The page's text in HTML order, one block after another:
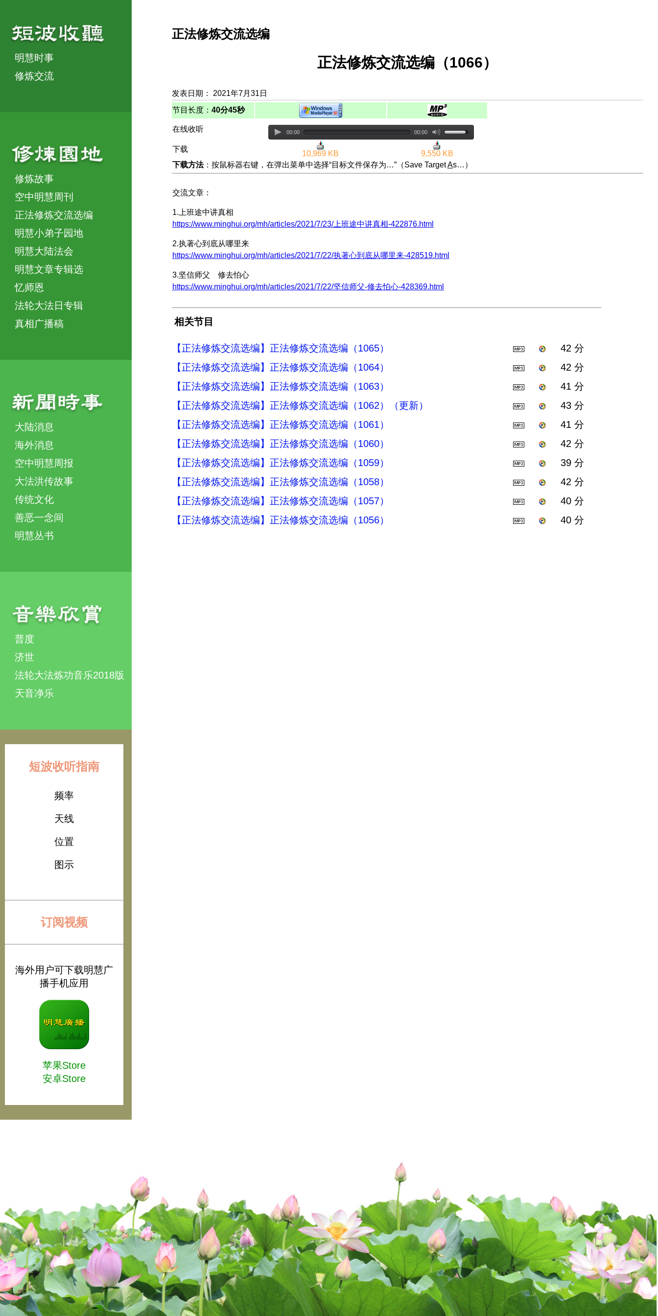
明慧时事
修炼交流
修炼故事
空中明慧周刊
正法修炼交流选编
明慧小弟子园地
明慧大陆法会
明慧文章专辑选
忆师恩
法轮大法日专辑
真相广播稿
大陆消息
海外消息
空中明慧周报
大法洪传故事
传统文化
善恶一念间
明慧丛书
普度
济世
法轮大法炼功音乐2018版
天音净乐
短波收听指南
频率
天线
位置
图示
订阅视频
海外用户可下载明慧广
播手机应用
苹果Store
安卓Store
正法修炼交流选编
正法修炼交流选编（1066）
发表日期： 2021年7月31日
节目长度： 40分45秒
在线收听 00:00 00:00
下载
10,969 KB
9,550 KB
下载方法：按鼠标器右键，在弹出菜单中选择“目标文件保存为…”（Save TargetAs…）
交流文章：
1.上班途中讲真相
https://www.minghui.org/mh/articles/2021/7/23/上班途中讲真相-422876.html
2.执著心到底从哪里来
https://www.minghui.org/mh/articles/2021/7/22/执著心到底从哪里来-428519.html
3.坚信师父 修去怕心
https://www.minghui.org/mh/articles/2021/7/22/坚信师父-修去怕心-428369.html
相关节目
【正法修炼交流选编】正法修炼交流选编（1065）
42 分
【正法修炼交流选编】正法修炼交流选编（1064）
42 分
【正法修炼交流选编】正法修炼交流选编（1063）
41 分
【正法修炼交流选编】正法修炼交流选编（1062）（更新）
43 分
【正法修炼交流选编】正法修炼交流选编（1061）
41 分
【正法修炼交流选编】正法修炼交流选编（1060）
42 分
【正法修炼交流选编】正法修炼交流选编（1059）
39 分
【正法修炼交流选编】正法修炼交流选编（1058）
42 分
【正法修炼交流选编】正法修炼交流选编（1057）
40 分
【正法修炼交流选编】正法修炼交流选编（1056）
40 分